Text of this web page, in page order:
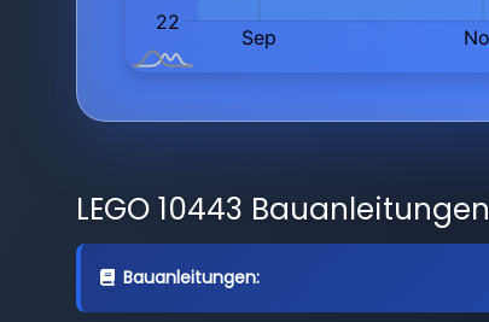
LEGO 10443 Bauanleitungen
Bauanleitungen: